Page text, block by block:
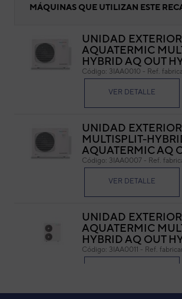
MÁQUINAS QUE UTILIZAN ESTE
UNIDAD EXTERIOR
AQUATERMIC
HYBRID AQ OUT
Código: 3IAA0010 - Ref.
VER DETALLE
UNIDAD EXTERIOR
MULTISPLIT-
AQUATERMIC AQ
Código: 3IAA0007 - Ref.
VER DETALLE
UNIDAD EXTERIOR
AQUATERMIC
HYBRID AQ OUT
Código: 3IAA0011 - Ref.